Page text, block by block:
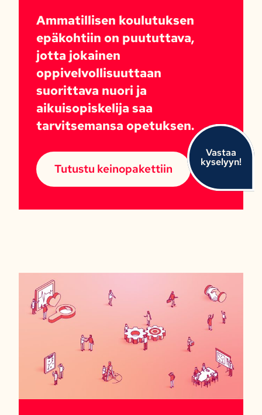
Vastaa
kyselyyn!
Ammatillisen koulutuksen
epäkohtiin on puututtava,
jotta jokainen
oppivelvollisuuttaan
suorittava nuori ja
aikuisopiskelija saa
tarvitsemansa opetuksen.
Tutustu keinopakettiin